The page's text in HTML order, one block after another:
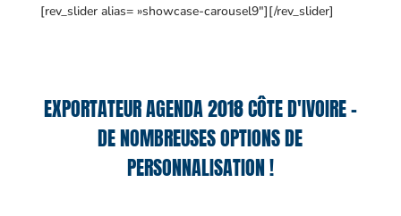
[rev_slider alias= »showcase-carousel9″][/rev_slider]
EXPORTATEUR AGENDA 2018 CÔTE D'IVOIRE –
DE NOMBREUSES OPTIONS DE
PERSONNALISATION !